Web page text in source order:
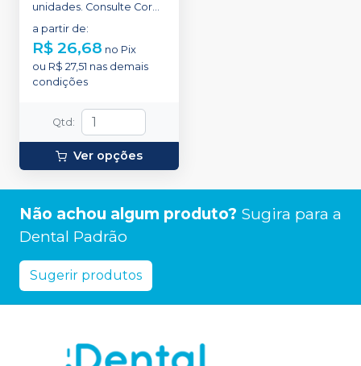
unidades. Consulte Cores
Disponíveis
a partir de:
R$ 26,68 no Pix
ou R$ 27,51 nas demais
condições
Qtd :
Ver opções
Não achou algum produto? Sugira para a
Dental Padrão
Sugerir produtos